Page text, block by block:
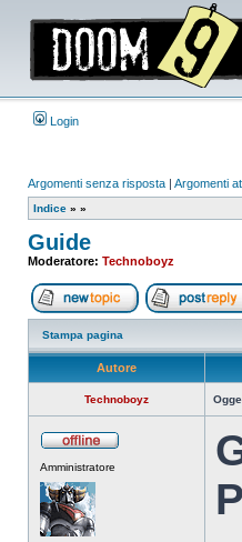
Login
Argomenti senza risposta | Argomenti
Indice » »
Guide
Moderatore: Technoboyz
Apri un nuovo
Stampa pagina
Autore
Technoboyz
Amministratore